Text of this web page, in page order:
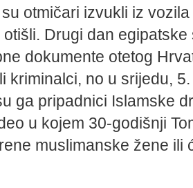
otmičari izvukli iz
otišli. Drugi dan
dokumente otetog
kriminalci, no u srijedu,
ga pripadnici Islamske
u kojem 30-godišnji
muslimanske žene ili